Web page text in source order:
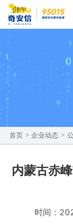
首页 > 企业动态 >
内蒙古赤
时间：